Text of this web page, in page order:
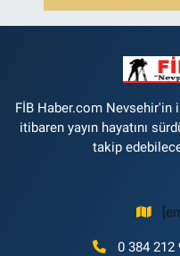
FİB Haber.com Nevsehir'in
itibaren yayın hayatını
takip
0 384 212